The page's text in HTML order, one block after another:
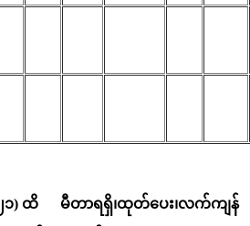
၂၁) ထိ မီတာရရှိ၊ထုတ်ပေး၊လက်ကျန်